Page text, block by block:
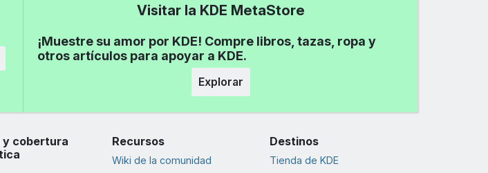
Visitar la KDE MetaStore
¡Muestre su amor por KDE! Compre libros, tazas, ropa y
otros artículos para apoyar a KDE.
Explorar
y cobertura
Recursos
Wiki de la comunidad
Destinos
Tienda de KDE